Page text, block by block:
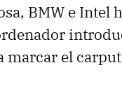
BMW e Intel
marcar el